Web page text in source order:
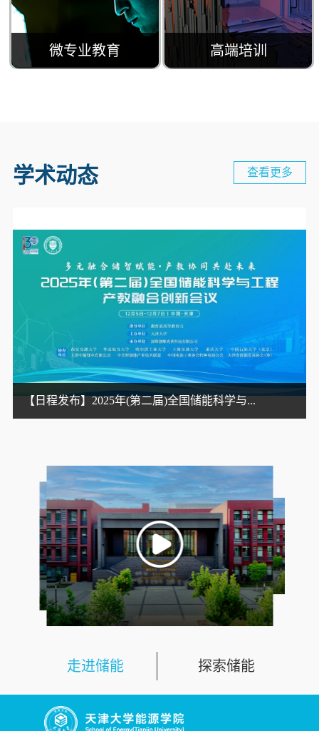
微专业教育 高端培训
学术动态 查看更多
【日程发布】2025年(第二届)全国储能科学与...
走进储能 探索储能